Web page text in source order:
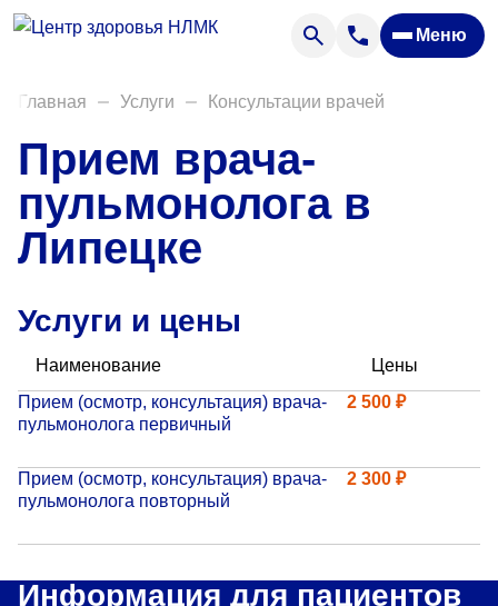
Меню
Анализы
Акции
Пациентам
Вакансии
О нас
Закупки
Направления деятельности
Новости
Главная Услуги Консультации врачей
Прием врача-
пульмонолога в
Липецке
Услуги и цены
Наименование
Цены
Прием (осмотр, консультация) врача-
пульмонолога первичный
2 500 ₽
Прием (осмотр, консультация) врача-
пульмонолога повторный
2 300 ₽
Информация для пациентов